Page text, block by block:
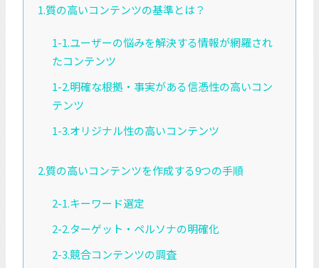
1.質の高いコンテンツの基準とは？
1-1.ユーザーの悩みを解決する情報が網羅され
たコンテンツ
1-2.明確な根拠・事実がある信憑性の高いコン
テンツ
1-3.オリジナル性の高いコンテンツ
2.質の高いコンテンツを作成する9つの手順
2-1.キーワード選定
2-2.ターゲット・ペルソナの明確化
2-3.競合コンテンツの調査